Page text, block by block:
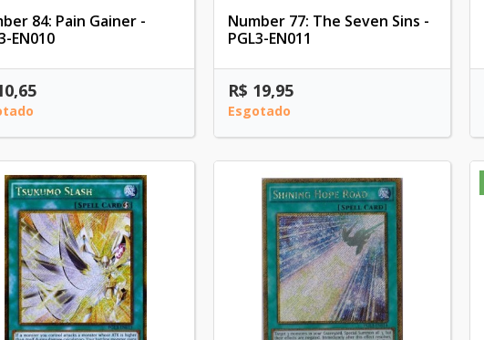
84: Pain Gainer -
EN010
Number 77: The Seven Sins -
PGL3-EN011
R$ 19,95
Esgotado